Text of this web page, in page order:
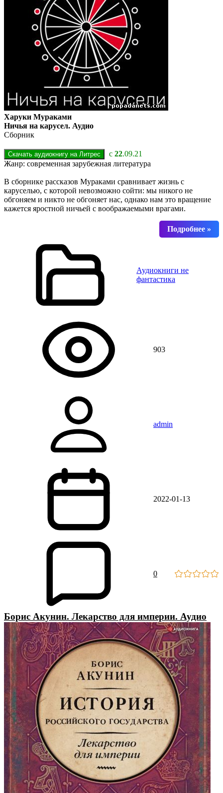
Харуки Мураками
Ничья на карусел. Аудио
Сборник
с 22.09.21
Жанр: современная зарубежная литература
В сборнике рассказов Мураками сравнивает жизнь с
каруселью, с которой невозможно сойти: мы никого не
обгоняем и никто не обгоняет нас, однако нам это вращение
кажется яростной ничьей с воображаемыми врагами.
Аудиокниги не
фантастика
903
admin
2022-01-13
0
Борис Акунин. Лекарство для империи. Аудио